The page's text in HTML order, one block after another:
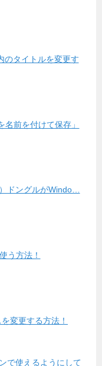
のタイトルを変更す
前を付けて保存」
ドングルがWindo…
う方法！
変更する方法！
で使えるようにして